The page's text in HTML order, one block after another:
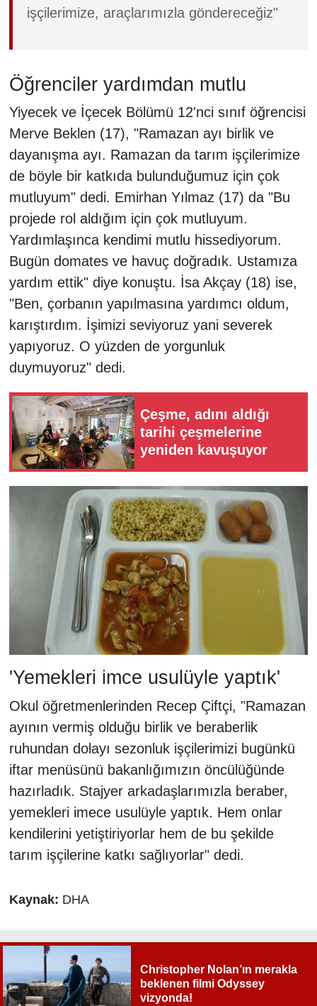
işçilerimize, araçlarımızla göndereceğiz"
Öğrenciler yardımdan mutlu
Yiyecek ve İçecek Bölümü 12'nci sınıf öğrencisi
Merve Beklen (17), "Ramazan ayı birlik ve
dayanışma ayı. Ramazan da tarım işçilerimize
de böyle bir katkıda bulunduğumuz için çok
mutluyum" dedi. Emirhan Yılmaz (17) da "Bu
projede rol aldığım için çok mutluyum.
Yardımlaşınca kendimi mutlu hissediyorum.
Bugün domates ve havuç doğradık. Ustamıza
yardım ettik" diye konuştu. İsa Akçay (18) ise,
"Ben, çorbanın yapılmasına yardımcı oldum,
karıştırdım. İşimizi seviyoruz yani severek
yapıyoruz. O yüzden de yorgunluk
duymuyoruz" dedi.
Çeşme, adını aldığı
tarihi çeşmelerine
yeniden kavuşuyor
'Yemekleri imce usulüyle yaptık'
Okul öğretmenlerinden Recep Çiftçi, "Ramazan
ayının vermiş olduğu birlik ve beraberlik
ruhundan dolayı sezonluk işçilerimizi bugünkü
iftar menüsünü bakanlığımızın öncülüğünde
hazırladık. Stajyer arkadaşlarımızla beraber,
yemekleri imece usulüyle yaptık. Hem onlar
kendilerini yetiştiriyorlar hem de bu şekilde
tarım işçilerine katkı sağlıyorlar" dedi.
Kaynak: DHA
Christopher Nolan’ın merakla
beklenen filmi Odyssey
vizyonda!